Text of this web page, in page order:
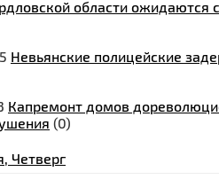
области ожидаются
Невьянские полицейские
Капремонт домов
(0)
Четверг